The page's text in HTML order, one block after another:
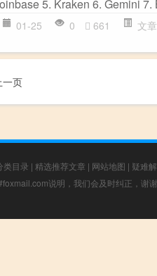
5. Kraken 6. Gemini 7.
01-25 0 661 文
一页
类目录 | 精选推荐文章 | 网站地图 | 疑难
说明，我们会及时纠正，谢谢